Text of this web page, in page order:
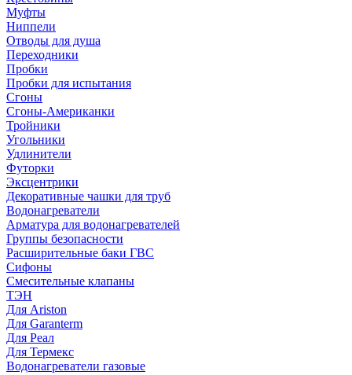
Муфты
Ниппели
Отводы для душа
Переходники
Пробки
Пробки для испытания
Сгоны
Сгоны-Американки
Тройники
Угольники
Удлинители
Футорки
Эксцентрики
Декоративные чашки для труб
Водонагреватели
Арматура для водонагревателей
Группы безопасности
Расширительные баки ГВС
Сифоны
Смесительные клапаны
ТЭН
Для Ariston
Для Garanterm
Для Реал
Для Термекс
Водонагреватели газовые